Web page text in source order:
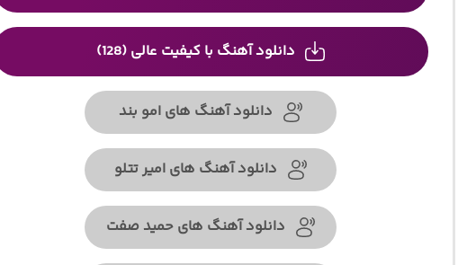
دانلود آهنگ با کیفیت عالی (128)
دانلود آهنگ های امو بند
دانلود آهنگ های امیر تتلو
دانلود آهنگ های حمید صفت